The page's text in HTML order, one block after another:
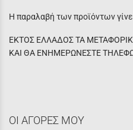
Η παραλαβή των προϊόντων
ΕΚΤΟΣ ΕΛΛΑΔΟΣ ΤΑ
ΚΑΙ ΘΑ ΕΝΗΜΕΡΩΝΕΣΤΕ
ΟΙ ΑΓΟΡΕΣ ΜΟΥ